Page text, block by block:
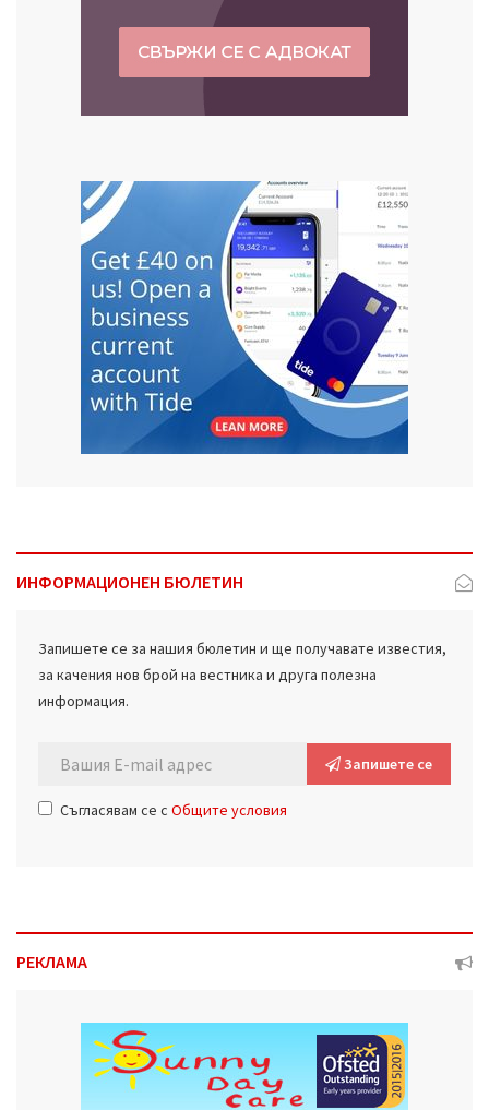
ИНФОРМАЦИОНЕН БЮЛЕТИН
Запишете се за нашия бюлетин и ще получавате известия,
за качения нов брой на вестника и друга полезна
информация.
Запишете се
Съгласявам се с Общите условия
РЕКЛАМА